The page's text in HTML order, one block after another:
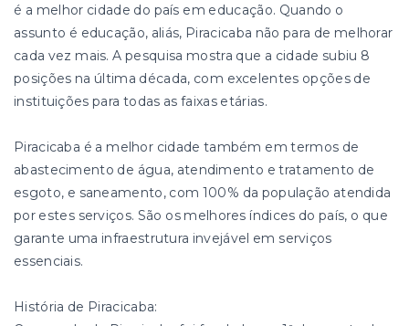
é a melhor cidade do país em educação. Quando o
assunto é educação, aliás, Piracicaba não para de melhorar
cada vez mais. A pesquisa mostra que a cidade subiu 8
posições na última década, com excelentes opções de
instituições para todas as faixas etárias.
Piracicaba é a melhor cidade também em termos de
abastecimento de água, atendimento e tratamento de
esgoto, e saneamento, com 100% da população atendida
por estes serviços. São os melhores índices do país, o que
garante uma infraestrutura invejável em serviços
essenciais.
História de Piracicaba: